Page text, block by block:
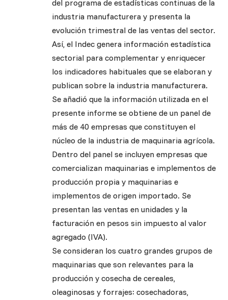
del programa de estadísticas continuas de la
industria manufacturera y presenta la
evolución trimestral de las ventas del sector.
Así, el Indec genera información estadística
sectorial para complementar y enriquecer
los indicadores habituales que se elaboran y
publican sobre la industria manufacturera.
Se añadió que la información utilizada en el
presente informe se obtiene de un panel de
más de 40 empresas que constituyen el
núcleo de la industria de maquinaria agrícola.
Dentro del panel se incluyen empresas que
comercializan maquinarias e implementos de
producción propia y maquinarias e
implementos de origen importado. Se
presentan las ventas en unidades y la
facturación en pesos sin impuesto al valor
agregado (IVA).
Se consideran los cuatro grandes grupos de
maquinarias que son relevantes para la
producción y cosecha de cereales,
oleaginosas y forrajes: cosechadoras,